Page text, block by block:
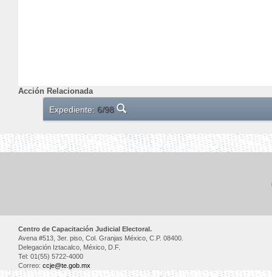
Acción Relacionada
Expediente: 6/98
Centro de Capacitación Judicial Electoral.
Avena #513, 3er. piso, Col. Granjas México, C.P. 08400.
Delegación Iztacalco, México, D.F.
Tel: 01(55) 5722-4000
Correo: ccje@te.gob.mx